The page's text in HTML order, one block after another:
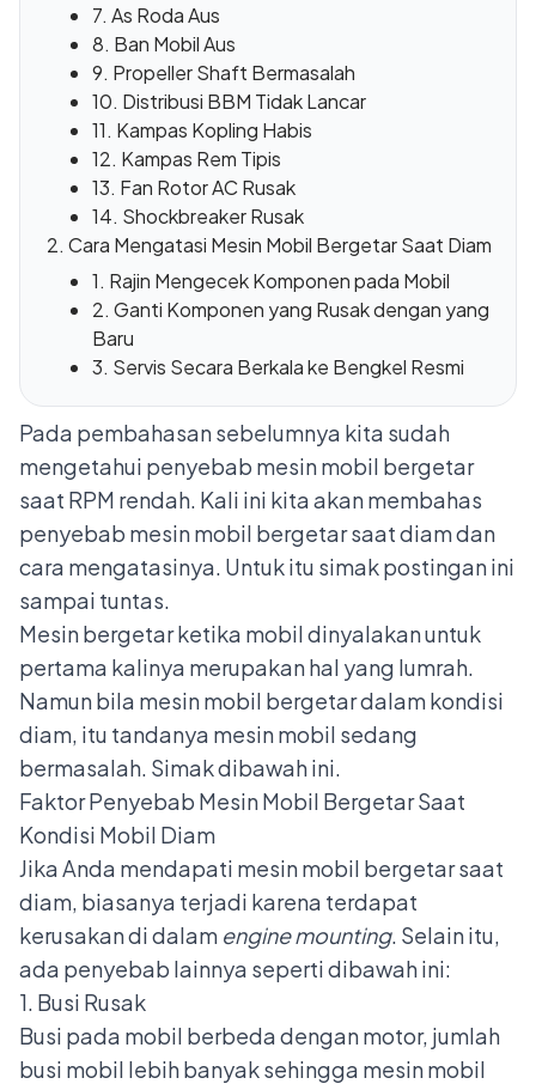
7. As Roda Aus
8. Ban Mobil Aus
9. Propeller Shaft Bermasalah
10. Distribusi BBM Tidak Lancar
11. Kampas Kopling Habis
12. Kampas Rem Tipis
13. Fan Rotor AC Rusak
14. Shockbreaker Rusak
Cara Mengatasi Mesin Mobil Bergetar Saat Diam
1. Rajin Mengecek Komponen pada Mobil
2. Ganti Komponen yang Rusak dengan yang
Baru
3. Servis Secara Berkala ke Bengkel Resmi
Pada pembahasan sebelumnya kita sudah
mengetahui penyebab mesin mobil bergetar
saat RPM rendah. Kali ini kita akan membahas
penyebab mesin mobil bergetar saat diam dan
cara mengatasinya. Untuk itu simak postingan ini
sampai tuntas.
Mesin bergetar ketika mobil dinyalakan untuk
pertama kalinya merupakan hal yang lumrah.
Namun bila mesin mobil bergetar dalam kondisi
diam, itu tandanya mesin mobil sedang
bermasalah. Simak dibawah ini.
Faktor Penyebab Mesin Mobil Bergetar Saat
Kondisi Mobil Diam
Jika Anda mendapati mesin mobil bergetar saat
diam, biasanya terjadi karena terdapat
kerusakan di dalam engine mounting. Selain itu,
ada penyebab lainnya seperti dibawah ini:
1. Busi Rusak
Busi pada mobil berbeda dengan motor, jumlah
busi mobil lebih banyak sehingga mesin mobil